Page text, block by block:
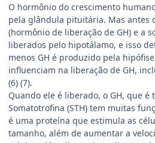
O hormônio do crescimento
pela glândula pituitária. Mas antes
(hormônio de liberação de GH) e a
liberados pelo hipotálamo, e isso
menos GH é produzido pela
influenciam na liberação de GH,
(6) (7).
Quando ele é liberado, o GH, que é
Somatotrofina (STH) tem muitas
é uma proteína que estimula as
tamanho, além de aumentar a